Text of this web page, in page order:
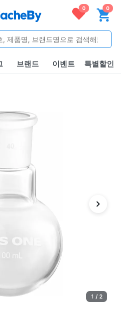
0 0
브랜드 이벤트 특별할인
1 / 2